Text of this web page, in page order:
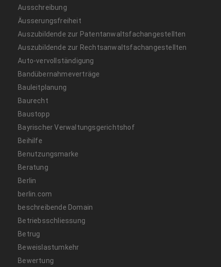
Ausschreibung
Äusserungsfreiheit
Auszubildende zur Patentanwaltsfachangestellten
Auszubildende zur Rechtsanwaltsfachangestellten
Auto-vervollständigung
Bandübernahmeverträge
Bauleitplanung
Baurecht
Baustopp
Bayrischer Verwaltungsgerichtshof
Beihilfe
Benutzungsmarke
Beratung
Berlin
berlin.com
beschreibende Domain
Betriebsschliessung
Betrug
Beweislastumkehr
Bewertung